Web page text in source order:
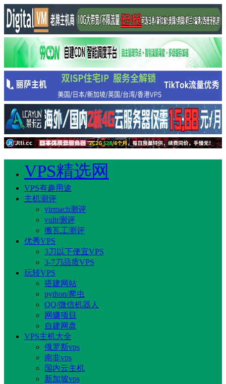
VPS精选网
VPS有趣用途
主机测评
virmach测评
vultr测评
搬瓦工测评
优秀VPS
3刀以下便宜VPS
3-7刀品质VPS
玩转VPS
搭建网站
python/爬虫
QQ/微信机器人
网赚项目
自建网盘
VPS主机大全
俄罗斯vps
南非vps
国内云主机
新加坡vps